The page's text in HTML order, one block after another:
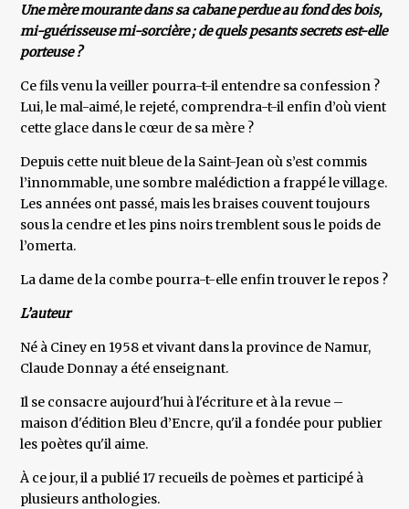
Une mère mourante dans sa cabane perdue au fond des bois,
mi-guérisseuse mi-sorcière ; de quels pesants secrets est-elle
porteuse ?
Ce fils venu la veiller pourra-t-il entendre sa confession ?
Lui, le mal-aimé, le rejeté, comprendra-t-il enfin d’où vient
cette glace dans le cœur de sa mère ?
Depuis cette nuit bleue de la Saint-Jean où s’est commis
l’innommable, une sombre malédiction a frappé le village.
Les années ont passé, mais les braises couvent toujours
sous la cendre et les pins noirs tremblent sous le poids de
l’omerta.
La dame de la combe pourra-t-elle enfin trouver le repos ?
L’auteur
Né à Ciney en 1958 et vivant dans la province de Namur,
Claude Donnay a été enseignant.
Il se consacre aujourd'hui à l'écriture et à la revue –
maison d'édition Bleu d’Encre, qu'il a fondée pour publier
les poètes qu'il aime.
À ce jour, il a publié 17 recueils de poèmes et participé à
plusieurs anthologies.